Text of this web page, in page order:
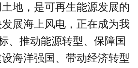
地，是可再生能源发展的
展海上风电，正在成为我
、推动能源转型、保障国
海洋强国、带动经济转型